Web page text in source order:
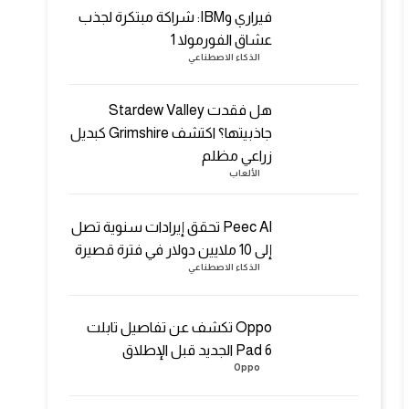
فيراري وIBM: شراكة مبتكرة لجذب
عشاق الفورمولا 1
الذكاء الاصطناعي
هل فقدت Stardew Valley
جاذبيتها؟ اكتشف Grimshire كبديل
زراعي مظلم
الألعاب
Peec AI تحقق إيرادات سنوية تصل
إلى 10 ملايين دولار في فترة قصيرة
الذكاء الاصطناعي
Oppo تكشف عن تفاصيل تابلت
Pad 6 الجديد قبل الإطلاق
Oppo